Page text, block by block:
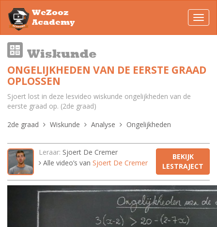
WeZooz
Academy
Wiskunde
ONGELIJKHEDEN VAN DE EERSTE GRAAD
OPLOSSEN
Sjoert lost in deze lesvideo wiskunde ongelijkheden van de
eerste graad op. (2de graad)
2de graad
Wiskunde Analyse Ongelijkheden
Leraar: Sjoert De Cremer
Alle video’s van Sjoert De Cremer
BEKIJK
LESTRAJECT